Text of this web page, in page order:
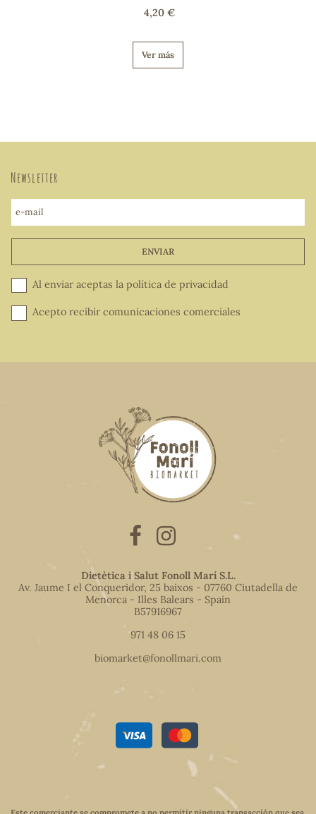
4,20 €
Ver más
Newsletter
e-mail
ENVIAR
Al enviar aceptas la política de privacidad
Acepto recibir comunicaciones comerciales
Dietètica i Salut Fonoll Marí S.L.
Av. Jaume I el Conqueridor, 25 baixos - 07760 Ciutadella de
Menorca - Illes Balears - Spain
B57916967
971 48 06 15
biomarket@fonollmari.com